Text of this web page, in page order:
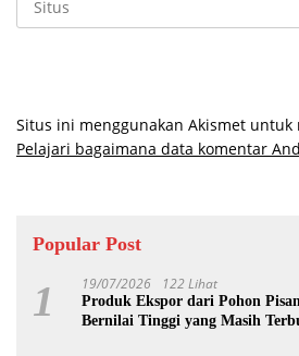
Situs ini menggunakan Akismet untuk
Pelajari bagaimana data komentar
Popular Post
1 19/07/2026 122 Lihat
Produk Ekspor dari Pohon
Bernilai Tinggi yang Masih